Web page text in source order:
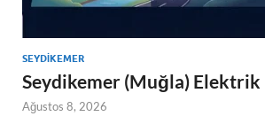
SEYDIKEMER
Seydikemer (Muğla)
Ağustos 8, 2026